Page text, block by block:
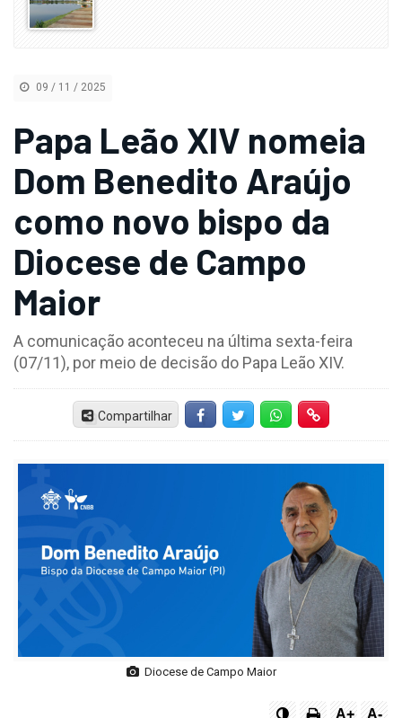
09 / 11 / 2025
Papa Leão XIV nomeia
Dom Benedito Araújo
como novo bispo da
Diocese de Campo
Maior
A comunicação aconteceu na última sexta-feira
(07/11), por meio de decisão do Papa Leão XIV.
Compartilhar FacebookTwitter Whatsapp
Diocese de Campo Maior
A+ A-